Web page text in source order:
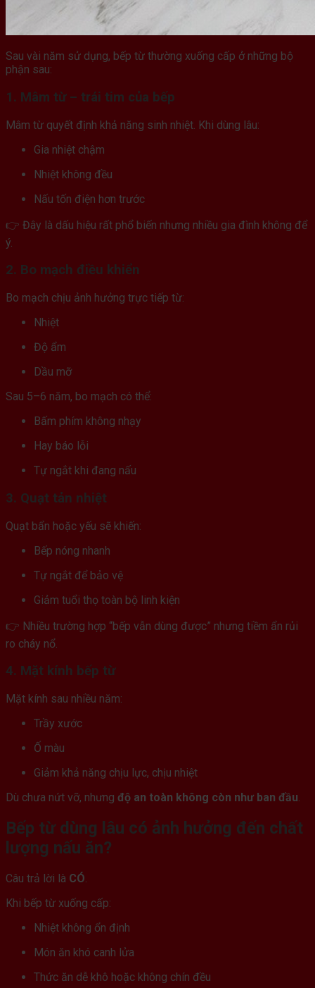
Sau vài năm sử dụng, bếp từ thường xuống cấp ở những bộ
phận sau:
1. Mâm từ – trái tim của bếp
Mâm từ quyết định khả năng sinh nhiệt. Khi dùng lâu:
Gia nhiệt chậm
Nhiệt không đều
Nấu tốn điện hơn trước
👉 Đây là dấu hiệu rất phổ biến nhưng nhiều gia đình không để
ý.
2. Bo mạch điều khiển
Bo mạch chịu ảnh hưởng trực tiếp từ:
Nhiệt
Độ ẩm
Dầu mỡ
Sau 5–6 năm, bo mạch có thể:
Bấm phím không nhạy
Hay báo lỗi
Tự ngắt khi đang nấu
3. Quạt tản nhiệt
Quạt bẩn hoặc yếu sẽ khiến:
Bếp nóng nhanh
Tự ngắt để bảo vệ
Giảm tuổi thọ toàn bộ linh kiện
👉 Nhiều trường hợp “bếp vẫn dùng được” nhưng tiềm ẩn rủi
ro cháy nổ.
4. Mặt kính bếp từ
Mặt kính sau nhiều năm:
Trầy xước
Ố màu
Giảm khả năng chịu lực, chịu nhiệt
Dù chưa nứt vỡ, nhưng độ an toàn không còn như ban đầu.
Bếp từ dùng lâu có ảnh hưởng đến chất
lượng nấu ăn?
Câu trả lời là CÓ.
Khi bếp từ xuống cấp:
Nhiệt không ổn định
Món ăn khó canh lửa
Thức ăn dễ khô hoặc không chín đều